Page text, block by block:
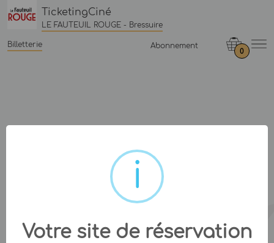
TicketingCiné
LE FAUTEUIL ROUGE - Bressuire
Billetterie Abonnement
0
Votre site de réservation